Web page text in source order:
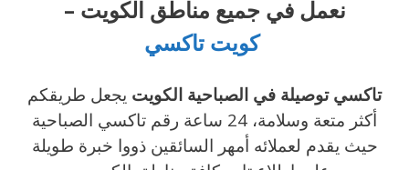
نعمل في جميع مناطق الكويت –
كويت تاكسي
تاكسي توصيلة في الصباحية الكويت يجعل طريقكم
أكثر متعة وسلامة، 24 ساعة رقم تاكسي الصباحية
حيث يقدم لعملائه أمهر السائقين ذووا خبرة طويلة